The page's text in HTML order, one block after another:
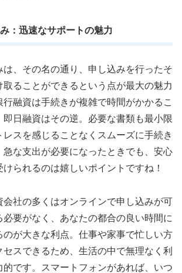
：迅速なサポートの魅力
は、その名の通り、申し込みを行ったそ
ることができるという点が最大の魅力
融資は手続きが複雑で時間がかかるこ
即日融資はその逆。必要な書類も最小限
レスを感じることなくスムーズに手続き
急な支出が必要になったときでも、安心
けられるのは嬉しいポイントですね！
会社の多くはオンラインで申し込みが可
要がなく、あなたの都合の良い時間に
のが大きな利点。仕事や家事で忙しい方
スできるため、生活の中で無理なく利
的です。スマートフォンがあれば、いつ